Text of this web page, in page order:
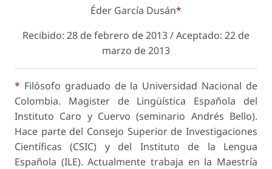
Éder García Dusán*
Recibido: 28 de febrero de 2013 / Aceptado: 22 de
marzo de 2013
* Filósofo graduado de la Universidad Nacional de
Colombia. Magister de Lingüística Española del
Instituto Caro y Cuervo (seminario Andrés Bello).
Hace parte del Consejo Superior de Investigaciones
Científicas (CSIC) y del Instituto de la Lengua
Española (ILE). Actualmente trabaja en la Maestría